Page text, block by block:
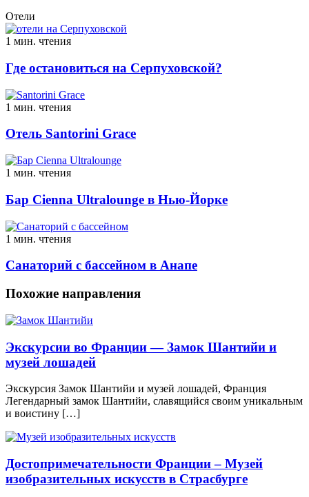
Отели
1 мин. чтения
Где остановиться на Серпуховской?
1 мин. чтения
Отель Santorini Grace
1 мин. чтения
Бар Cienna Ultralounge в Нью-Йорке
1 мин. чтения
Санаторий с бассейном в Анапе
Похожие направления
Экскурсии во Франции — Замок Шантийи и
музей лошадей
Экскурсия Замок Шантийи и музей лошадей, Франция
Легендарный замок Шантийи, славящийся своим уникальным
и воистину […]
Достопримечательности Франции – Музей
изобразительных искусств в Страсбурге